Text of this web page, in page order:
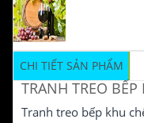
CHI TIẾT SẢN PHẨM
TRANH TREO
Tranh treo bếp khu